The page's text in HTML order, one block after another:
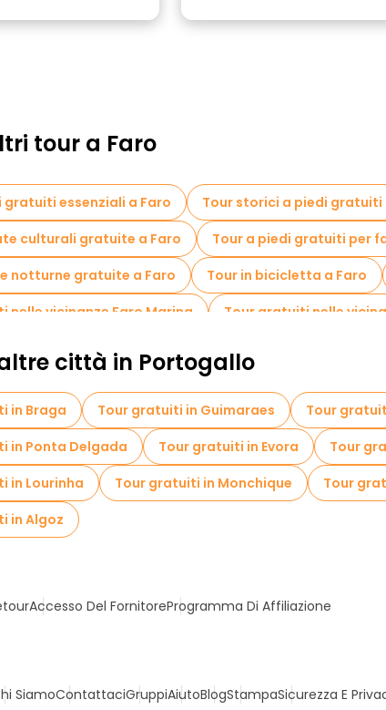
tour a Faro
gratuiti essenziali a Faro Tour storici a piedi gratuiti
culturali gratuite a Faro
Tour a piedi gratuiti per
notturne gratuite a Faro
Tour in bicicletta a Faro
nelle vicinanze Faro Marina
Tour gratuiti nelle
città in Portogallo
in Braga Tour gratuiti in Guimaraes Tour
in Ponta Delgada
Tour gratuiti in Evora Tour
in Lourinha
Tour gratuiti in Monchique Tour
in Algoz
Accesso Del FornitoreProgramma Di Affiliazione
SiamoContattaciGruppiAiutoBlogStampaSicurezza E